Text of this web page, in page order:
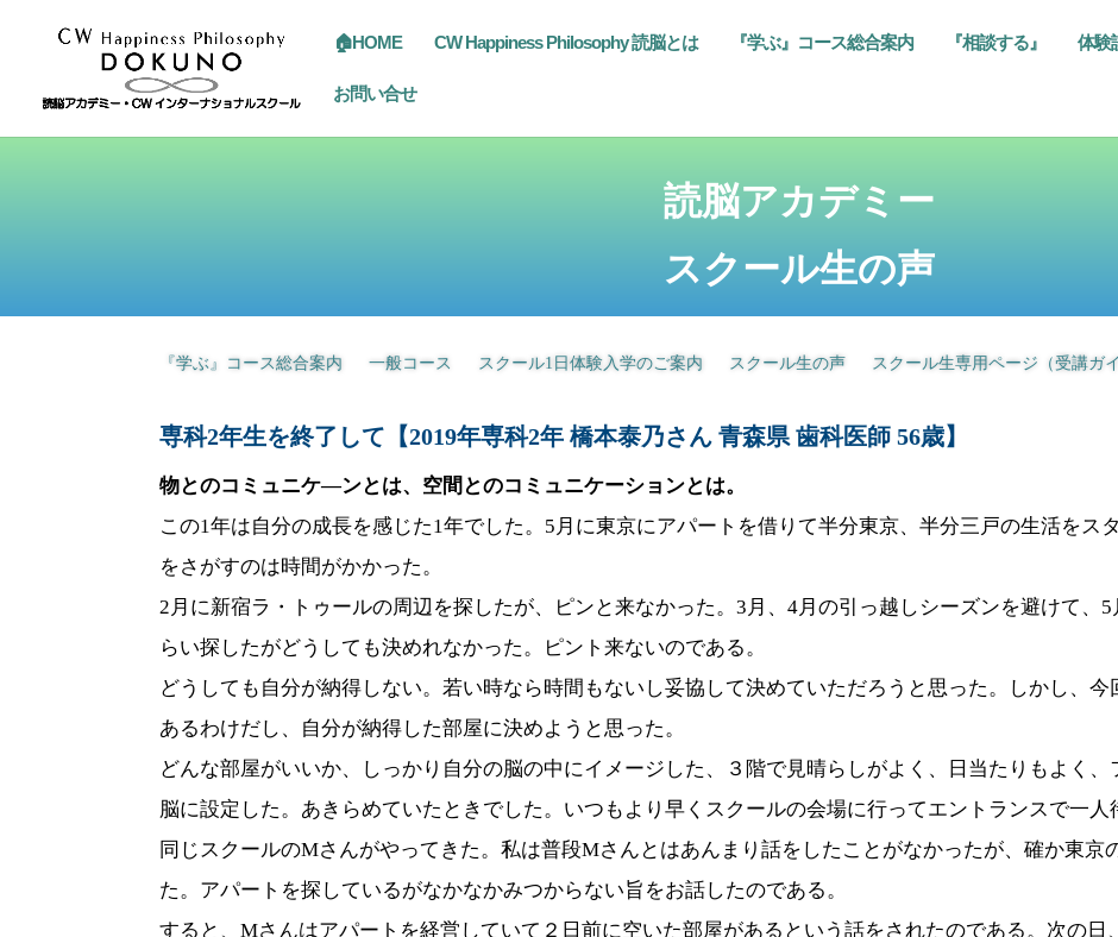
🏠HOME CW Happiness Philosophy 読脳とは 『学ぶ』コース総合案内 『相談する』 体験
お問い合せ
読脳アカデミー
スクール生の声
『学ぶ』コース総合案内 一般コース スクール1日体験入学のご案内 スクール生の声 スクール生専用ページ（受講ガ
専科2年生を終了して【2019年専科2年 橋本泰乃さん 青森県 歯科医師 56歳】
物とのコミュニケ―ンとは、空間とのコミュニケーションとは。
この1年は自分の成長を感じた1年でした。 5 月に東京にアパートを借りて半分東京、半分三戸の生活をス
をさがすのは時間がかかった。
2 月に新宿ラ・トゥールの周辺を探したが、ピンと来なかった。3 月、4月の引っ越しシーズンを避けて、 5
らい探したがどうしても決めれなかった。ピント来ないのである。
どうしても自分が納得しない。若い時なら時間もないし妥協して決めていただろうと思った。しかし、
あるわけだし、自分が納得した部屋に決めようと思った。
どんな部屋がいいか、しっかり自分の脳の中にイメージした、３階で見晴らしがよく、日当たりもよく、
脳に設定した。あきらめていたときでした。いつもより早くスクールの会場に行ってエントランスで一人
同じスクールのMさんがやってきた。私は普段Mさんとはあんまり話をしたことがなかったが、確か東京
た。アパートを探しているがなかなかみつからない旨をお話したのである。
すると、Mさんはアパートを経営していて２日前に空いた部屋があるという話をされたのである。次の日